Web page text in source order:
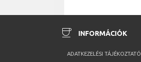
coffee INFORMÁCIÓK
ADATKEZELÉSI TÁJÉKOZTATÓ